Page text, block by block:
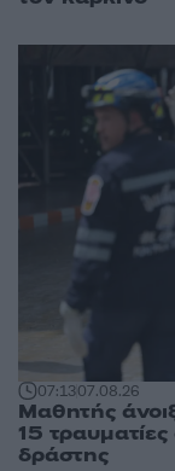
07:1307.08.26
Μαθητής
15
δράστης